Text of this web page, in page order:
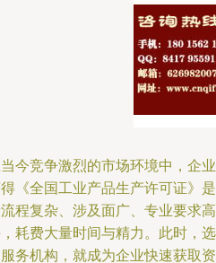
今竞争激烈的市场环境中，企
《全国工业产品生产许可证》
程复杂、涉及面广、专业要求
耗费大量时间与精力。此时，
务机构，就成为企业快速获取